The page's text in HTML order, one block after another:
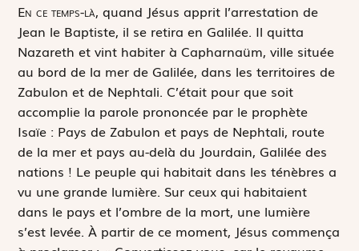
En ce temps-là, quand Jésus apprit l’arrestation de
Jean le Baptiste, il se retira en Galilée. Il quitta
Nazareth et vint habiter à Capharnaüm, ville située
au bord de la mer de Galilée, dans les territoires de
Zabulon et de Nephtali. C’était pour que soit
accomplie la parole prononcée par le prophète
Isaïe : Pays de Zabulon et pays de Nephtali, route
de la mer et pays au-delà du Jourdain, Galilée des
nations ! Le peuple qui habitait dans les ténèbres a
vu une grande lumière. Sur ceux qui habitaient
dans le pays et l’ombre de la mort, une lumière
s’est levée. À partir de ce moment, Jésus commença